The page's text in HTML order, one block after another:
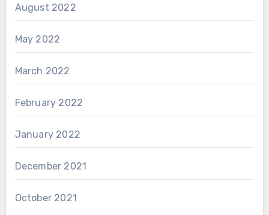
August 2022
May 2022
March 2022
February 2022
January 2022
December 2021
October 2021